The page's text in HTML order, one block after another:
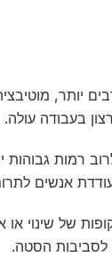
יותר,
בעבודה עולה.
רמות גבוהות
אנשים
של שינוי או
לסביבות הסטה.